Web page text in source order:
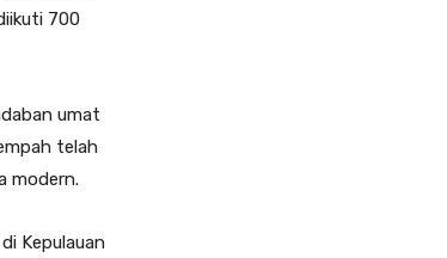
700
umat
telah
modern.
Kepulauan